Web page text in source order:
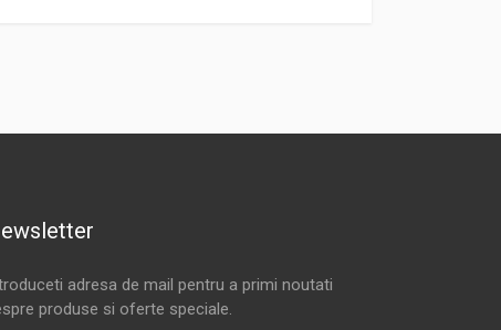
adresa de mail pentru a primi noutati
produse si oferte speciale.